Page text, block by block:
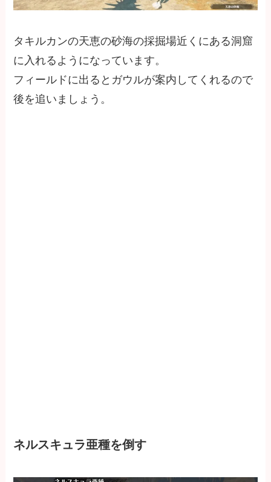
タキルカンの天恵の砂海の採掘場近くにある洞窟
に入れるようになっています。
フィールドに出るとガウルが案内してくれるので
後を追いましょう。
ネルスキュラ亜種を倒す